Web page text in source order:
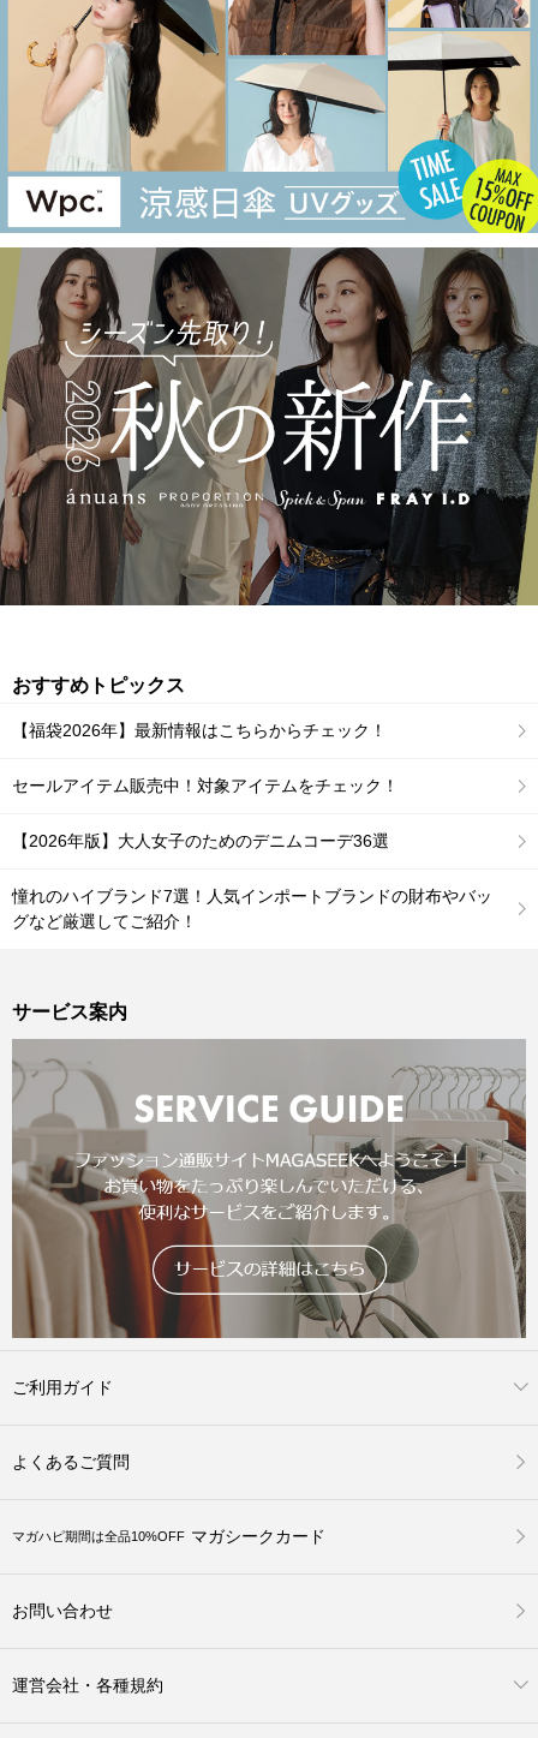
おすすめトピックス
【福袋2026年】最新情報はこちらからチェック！
セールアイテム販売中！対象アイテムをチェック！
【2026年版】大人女子のためのデニムコーデ36選
憧れのハイブランド7選！人気インポートブランドの財布やバッ
グなど厳選してご紹介！
サービス案内
ご利用ガイド
よくあるご質問
マガハピ期間は全品10%OFF マガシークカード
お問い合わせ
運営会社・各種規約